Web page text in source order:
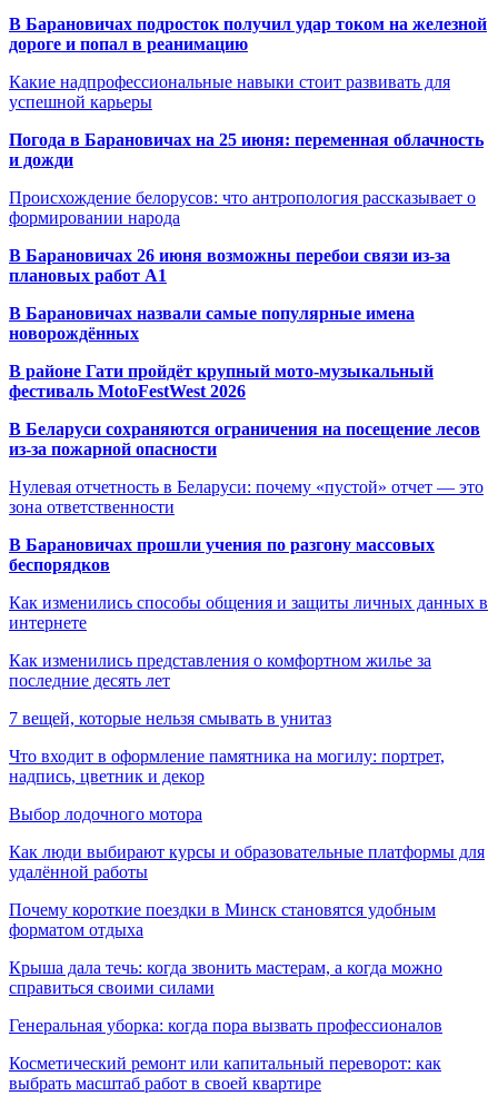
В Барановичах подросток получил удар током на железной
дороге и попал в реанимацию
Какие надпрофессиональные навыки стоит развивать для
успешной карьеры
Погода в Барановичах на 25 июня: переменная облачность
и дожди
Происхождение белорусов: что антропология рассказывает о
формировании народа
В Барановичах 26 июня возможны перебои связи из-за
плановых работ A1
В Барановичах назвали самые популярные имена
новорождённых
В районе Гати пройдёт крупный мото-музыкальный
фестиваль MotoFestWest 2026
В Беларуси сохраняются ограничения на посещение лесов
из-за пожарной опасности
Нулевая отчетность в Беларуси: почему «пустой» отчет — это
зона ответственности
В Барановичах прошли учения по разгону массовых
беспорядков
Как изменились способы общения и защиты личных данных в
интернете
Как изменились представления о комфортном жилье за
последние десять лет
7 вещей, которые нельзя смывать в унитаз
Что входит в оформление памятника на могилу: портрет,
надпись, цветник и декор
Выбор лодочного мотора
Как люди выбирают курсы и образовательные платформы для
удалённой работы
Почему короткие поездки в Минск становятся удобным
форматом отдыха
Крыша дала течь: когда звонить мастерам, а когда можно
справиться своими силами
Генеральная уборка: когда пора вызвать профессионалов
Косметический ремонт или капитальный переворот: как
выбрать масштаб работ в своей квартире